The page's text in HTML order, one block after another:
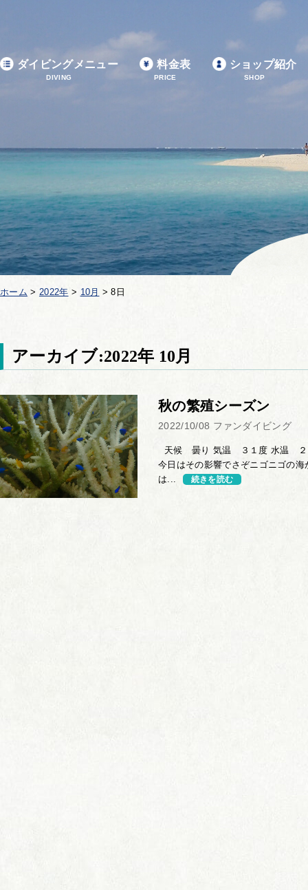
ダイビングメニュー
DIVING
料金表
PRICE
ショップ紹介
SHOP
ホーム > 2022年 > 10月 >8日
アーカイブ:2022年 10月
秋の繁殖シーズン
2022/10/08 ファンダイビング
天候 曇り 気温 ３１度 水温 ２
今日はその影響でさぞニゴニゴの
は...
続きを読む